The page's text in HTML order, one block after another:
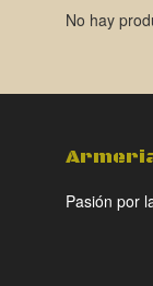
No hay
Pasión por